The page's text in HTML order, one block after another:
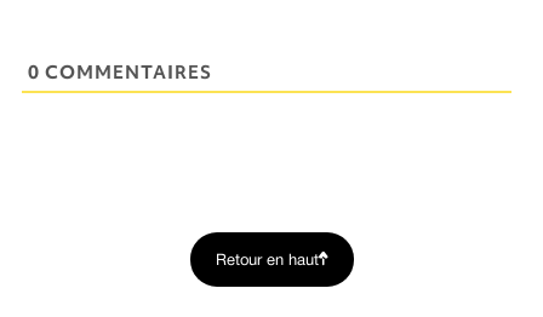
0 COMMENTAIRES
Retour en haut